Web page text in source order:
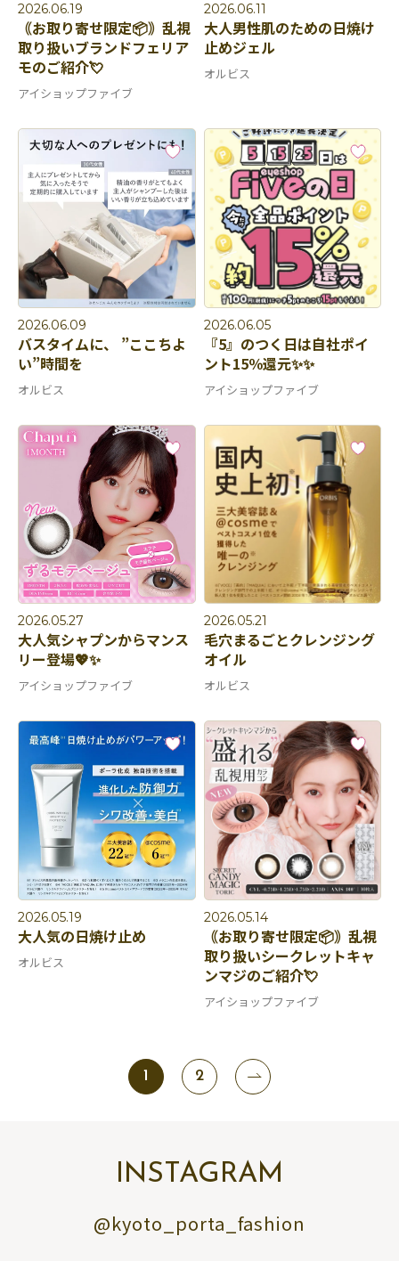
2026.06.19
｟お取り寄せ限定📦｠乱視
取り扱いブランドフェリア
モのご紹介💘
アイショップファイブ
2026.06.11
大人男性肌のための日焼け
止めジェル
オルビス
2026.06.09
バスタイムに、 ”ここちよ
い”時間を
オルビス
2026.06.05
『5』のつく日は自社ポイ
ント15％還元✨✨
アイショップファイブ
2026.05.27
大人気シャプンからマンス
リー登場💖✨
アイショップファイブ
2026.05.21
毛穴まるごとクレンジング
オイル
オルビス
2026.05.19
大人気の日焼け止め
オルビス
2026.05.14
｟お取り寄せ限定📦｠乱視
取り扱いシークレットキャ
ンマジのご紹介💘
アイショップファイブ
1 2
INSTAGRAM
@kyoto_porta_fashion